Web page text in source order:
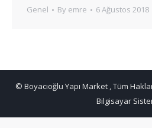
Genel By emre 6 Ağustos 2018
© Boyacıoğlu Yapı Market , Tüm
Bilgisayar